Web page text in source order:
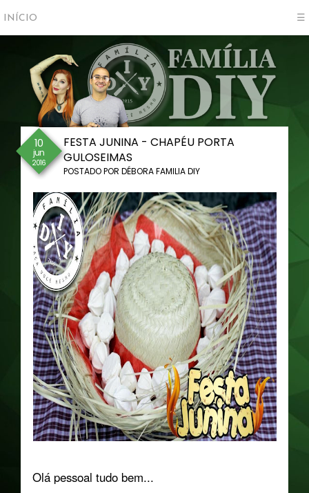
INÍCIO ☰
10
jun
2016
FESTA JUNINA - CHAPÉU PORTA
GULOSEIMAS
POSTADO PORDÉBORA FAMILIA DIY
Olá pessoal tudo bem...